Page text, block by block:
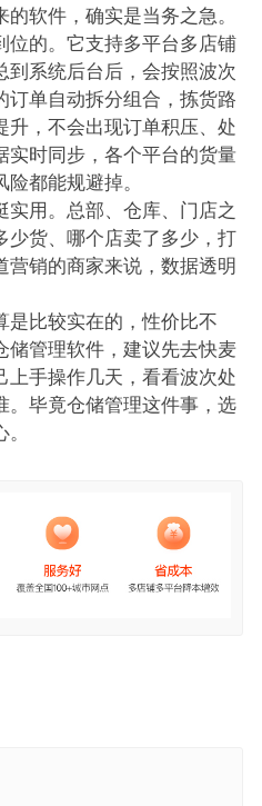
软件，确实是当务之急。
位的。它支持多平台多店铺
到系统后台后，会按照波次
订单自动拆分组合，拣货路
升，不会出现订单积压、处
实时同步，各个平台的货量
都能规避掉。
实用。总部、仓库、门店之
少货、哪个店卖了多少，打
销的商家来说，数据透明
是比较实在的，性价比不
储管理软件，建议先去快麦
上手操作几天，看看波次处
。毕竟仓储管理这件事，选